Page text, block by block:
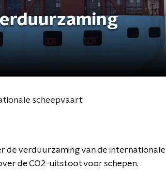
scheepvaart
de verduurzaming van de internationale
de CO2-uitstoot voor schepen.